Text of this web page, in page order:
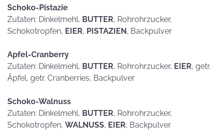
Schoko-Pistazie
Zutaten: Dinkelmehl, BUTTER, Rohrohrzucker,
Schokotropfen, EIER, PISTAZIEN, Backpulver
Apfel-Cranberry
Zutaten: Dinkelmehl, BUTTER, Rohrohrzucker, EIER, getr.
Äpfel, getr. Cranberries, Backpulver
Schoko-Walnuss
Zutaten: Dinkelmehl, BUTTER, Rohrohrzucker,
Schokotropfen, WALNUSS, EIER, Backpulver